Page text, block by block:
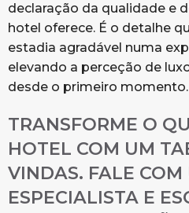
declaração da qualidade e
hotel oferece. É o detalhe
estadia agradável numa
elevando a perceção de
desde o primeiro momento.
TRANSFORME O
HOTEL COM UM
VINDAS. FALE COM
ESPECIALISTA E